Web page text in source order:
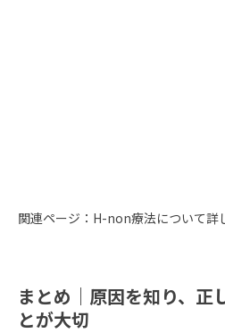
関連ページ：H-non療法について詳
まとめ｜原因を知り、正
とが大切